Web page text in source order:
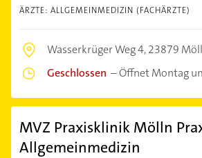
ÄRZTE: ALLGEMEINMEDIZIN (FACHÄRZTE)
Wasserkrüger Weg 4,23879
Geschlossen –Öffnet Montag
MVZ Praxisklinik Mölln
Allgemeinmedizin